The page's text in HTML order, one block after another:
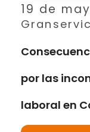
19 de
por las
laboral en